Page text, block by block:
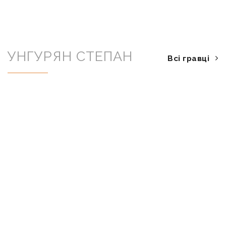
УНГУРЯН СТЕПАН Всі гравці